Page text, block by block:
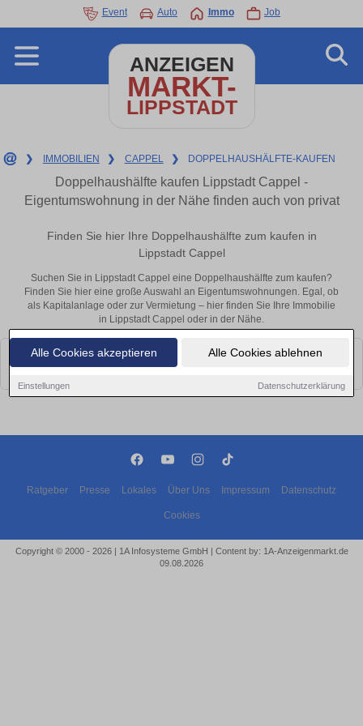
Alle Cookies akzeptieren Alle Cookies ablehnen
Einstellungen Datenschutzerklärung
Event Auto Immo Job
ANZEIGEN
MARKT-
LIPPSTADT
❯ IMMOBILIEN ❯ CAPPEL ❯ DOPPELHAUSHÄLFTE-KAUFEN
Doppelhaushälfte kaufen Lippstadt Cappel -
Eigentumswohnung in der Nähe finden auch von privat
Finden Sie hier Ihre Doppelhaushälfte zum kaufen in
Lippstadt Cappel
Suchen Sie in Lippstadt Cappel eine Doppelhaushälfte zum kaufen?
Finden Sie hier eine große Auswahl an Eigentumswohnungen. Egal, ob
als Kapitalanlage oder zur Vermietung – hier finden Sie Ihre Immobilie
in Lippstadt Cappel oder in der Nähe.
Leider konnten wir derzeit keine passenden Objekte finden. Schauen Sie
bald wieder vorbei!
Ratgeber Presse Lokales Über Uns Impressum Datenschutz
Cookies
Copyright © 2000 - 2026 | 1A Infosysteme GmbH | Content by: 1A-Anzeigenmarkt.de
09.08.2026